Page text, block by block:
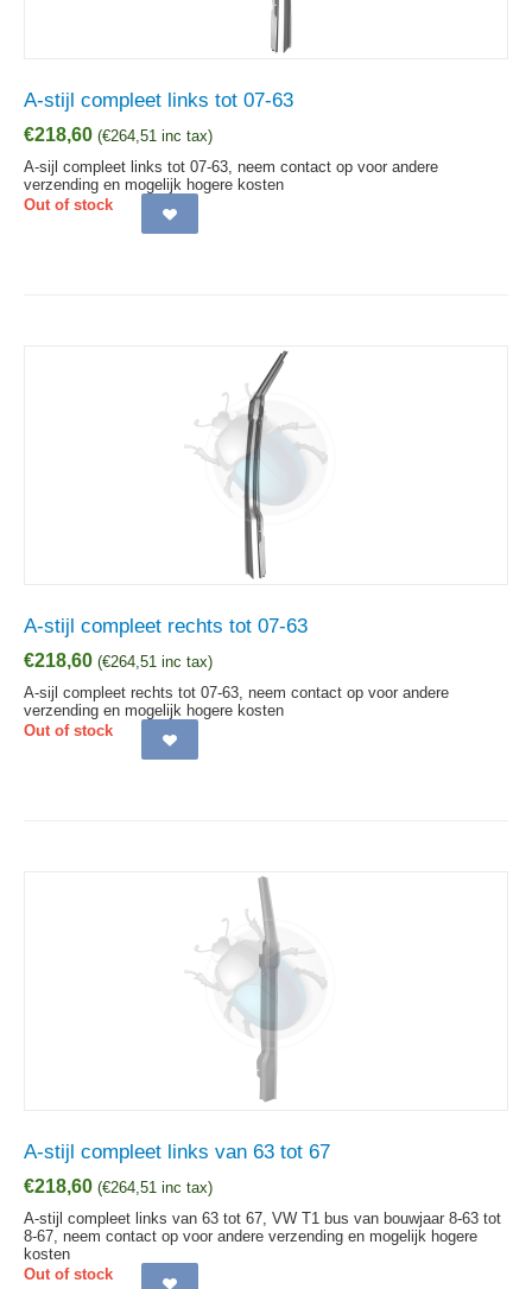
A-stijl compleet links tot 07-63
€218,60 (€264,51 inc tax)
A-sijl compleet links tot 07-63, neem contact op voor andere
verzending en mogelijk hogere kosten
Out of stock
A-stijl compleet rechts tot 07-63
€218,60 (€264,51 inc tax)
A-sijl compleet rechts tot 07-63, neem contact op voor andere
verzending en mogelijk hogere kosten
Out of stock
A-stijl compleet links van 63 tot 67
€218,60 (€264,51 inc tax)
A-stijl compleet links van 63 tot 67, VW T1 bus van bouwjaar 8-63 tot
8-67, neem contact op voor andere verzending en mogelijk hogere
kosten
Out of stock